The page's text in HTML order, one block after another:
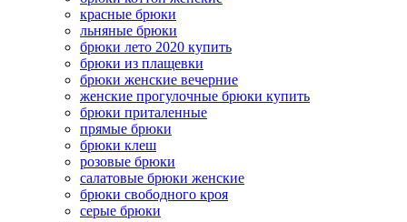
красные брюки
льняные брюки
брюки лето 2020 купить
брюки из плащевки
брюки женские вечерние
женские прогулочные брюки купить
брюки приталенные
прямые брюки
брюки клеш
розовые брюки
салатовые брюки женские
брюки свободного кроя
серые брюки